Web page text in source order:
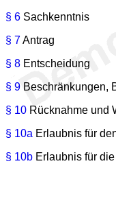
§ 6 Sachkenntnis
§ 7Antrag
§ 8 Entscheidung
§ 9 Beschränkungen,
§ 10 Rücknahme und
§ 10a Erlaubnis für
§ 10b Erlaubnis für